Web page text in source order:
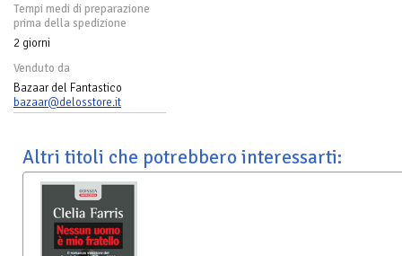
Tempi medi di preparazione
prima della spedizione
2 giorni
Venduto da
Bazaar del Fantastico
bazaar@delosstore.it
Altri titoli che potrebbero interessarti: